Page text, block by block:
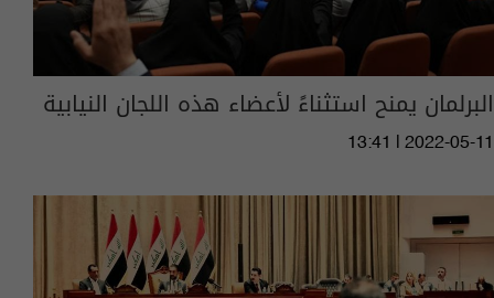
البرلمان يمنح استثناءً لأعضاء هذه اللجان النيابية
13:41 | 2022-05-11